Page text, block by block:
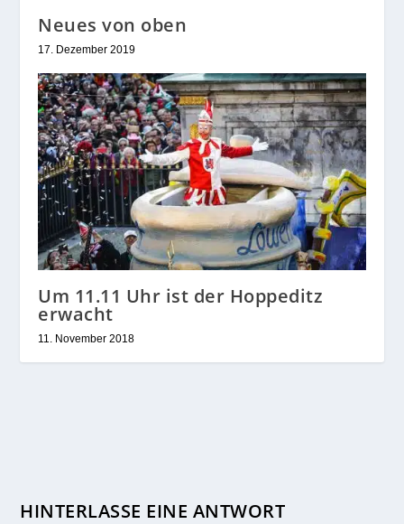
Neues von oben
17. Dezember 2019
Um 11.11 Uhr ist der Hoppeditz
erwacht
11. November 2018
HINTERLASSE EINE ANTWORT